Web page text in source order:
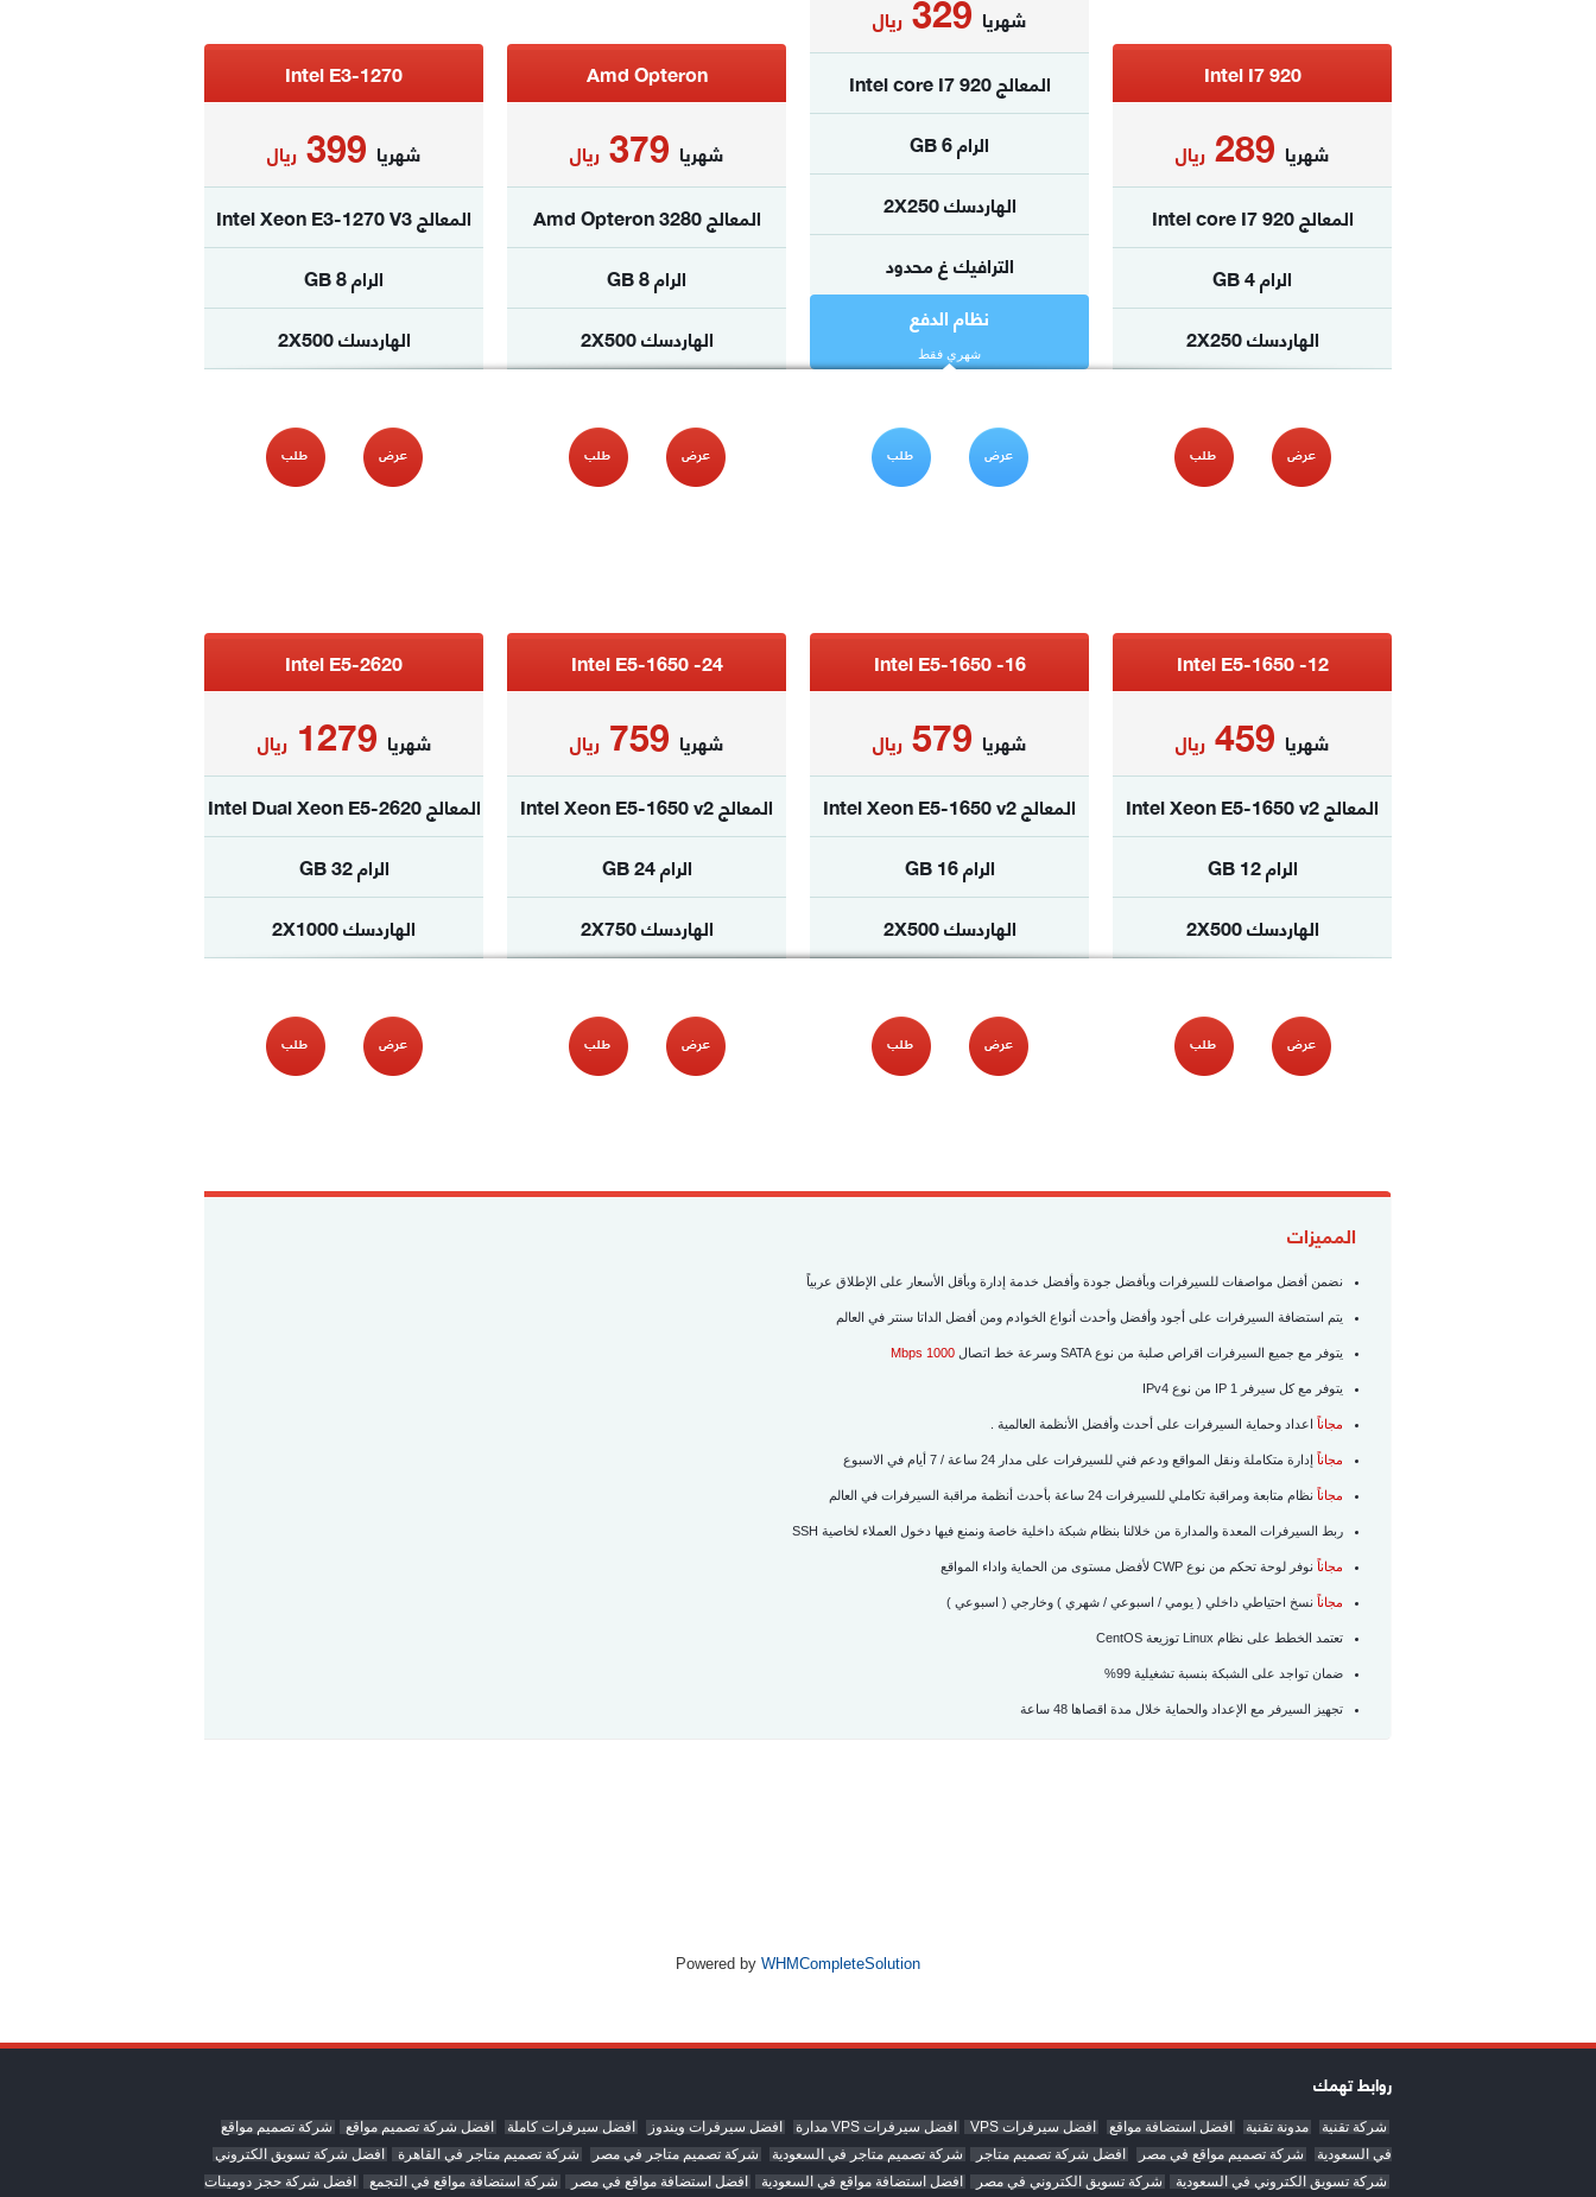
Intel I7 920
شهريا
ريال
المعالج Intel core I7 920
الرام 4 GB
الهاردسك 2X250
نظام الدفع
شهريا
ريال
المعالج Intel core I7 920
الرام 6 GB
الهاردسك 2X250
الترافيك غ محدود
نظام الدفع
شهري فقط
Amd Opteron
شهريا
ريال
المعالج Amd Opteron 3280
الرام 8 GB
الهاردسك 2X500
نظام الدفع
Intel E3-1270
شهريا
ريال
المعالج Intel Xeon E3-1270 V3
الرام 8 GB
الهاردسك 2X500
نظام الدفع
Intel E5-1650 -12
شهريا
ريال
المعالج Intel Xeon E5-1650 v2
الرام 12 GB
الهاردسك 2X500
نظام الدفع
Intel E5-1650 -16
شهريا
ريال
المعالج Intel Xeon E5-1650 v2
الرام 16 GB
الهاردسك 2X500
نظام الدفع
Intel E5-1650 -24
شهريا
ريال
المعالج Intel Xeon E5-1650 v2
الرام 24 GB
الهاردسك 2X750
نظام الدفع
Intel E5-2620
شهريا
ريال
المعالج Intel Dual Xeon E5-2620
الرام 32 GB
الهاردسك 2X1000
نظام الدفع
المميزات
نضمن أفضل مواصفات للسيرفرات وبأفضل جودة وأفضل خدمة إدارة وبأقل الأسعار على الإطلاق عربياً
يتم استضافة السيرفرات على أجود وأفضل وأحدث أنواع الخوادم ومن أفضل الداتا سنتر في العالم
يتوفر مع جميع السيرفرات اقراص صلبة من نوع SATA وسرعة خط اتصال 1000 Mbps
يتوفر مع كل سيرفر 1 IP من نوع IPv4
مجاناً اعداد وحماية السيرفرات على أحدث وأفضل الأنظمة العالمية .
مجاناً إدارة متكاملة ونقل المواقع ودعم فني للسيرفرات على مدار 24 ساعة / 7 أيام في الاسبوع
مجاناً نظام متابعة ومراقبة تكاملي للسيرفرات 24 ساعة بأحدث أنظمة مراقبة السيرفرات في العالم
ربط السيرفرات المعدة والمدارة من خلالنا بنظام شبكة داخلية خاصة ونمنع فيها دخول العملاء لخاصية SSH
مجاناً نوفر لوحة تحكم من نوع CWP لأفضل مستوى من الحماية واداء المواقع
مجاناً نسخ احتياطي داخلي ( يومي / اسبوعي / شهري ) وخارجي ( اسبوعي )
تعتمد الخطط على نظام Linux توزيعة CentOS
ضمان تواجد على الشبكة بنسبة تشغيلية 99%
تجهيز السيرفر مع الإعداد والحماية خلال مدة اقصاها 48 ساعة
Powered by WHMCompleteSolution
روابط تهمك
شركة تقنية مدونة تقنية افضل استضافة مواقع افضل سيرفرات VPS افضل سيرفرات VPS مدارة افضل سيرفرات ويندوز افضل سيرفرات كاملة افضل شركة تصميم مواقع
شركة تصميم مواقع
في السعودية
شركة تصميم مواقع في مصر افضل شركة تصميم متاجر شركة تصميم متاجر في السعودية شركة تصميم متاجر في مصر شركة تصميم متاجر في القاهرة
افضل شركة تسويق الكتروني
شركة تسويق الكتروني في السعودية
شركة تسويق الكتروني في مصر افضل استضافة مواقع في السعودية افضل استضافة مواقع في مصر شركة استضافة مواقع في التجمع افضل شركة حجز دومينات